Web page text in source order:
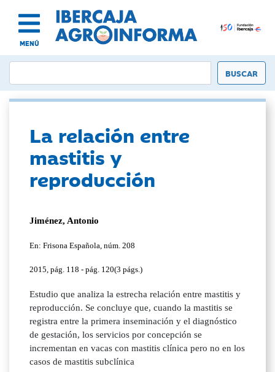
MENÚ
La relación entre
mastitis y
reproducción
Jiménez, Antonio
En: Frisona Española, núm. 208
2015, pág. 118 - pág. 120(3 págs.)
Estudio que analiza la estrecha relación entre mastitis y
reproducción. Se concluye que, cuando la mastitis se
registra entre la primera inseminación y el diagnóstico
de gestación, los servicios por concepción se
incrementan en vacas con mastitis clínica pero no en los
casos de mastitis subclínica